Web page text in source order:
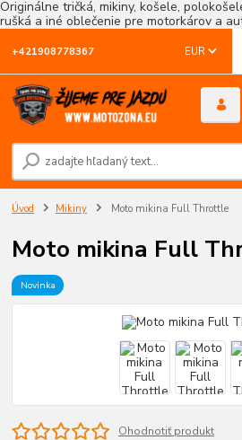
Originálne tričká, mikiny, košele,
rušká a iné oblečenie pre motorkárov a
EUR
+421908778367
Úvod Mikiny Moto mikina Full Throttle
Moto mikina Full
Novinka
Ohodnotiť produkt